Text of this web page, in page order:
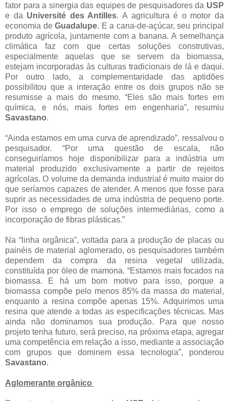
fator para a sinergia das equipes de pesquisadores da USP
e da Université des Antilles. A agricultura é o motor da
economia deGuadalupe. E a cana-de-açúcar, seu principal
produto agrícola, juntamente com a banana. A semelhança
climática faz com que certas soluções construtivas,
especialmente aquelas que se servem da biomassa,
estejam incorporadas às culturas tradicionais de lá e daqui.
Por outro lado, a complementaridade das aptidões
possibilitou que a interação entre os dois grupos não se
resumisse a mais do mesmo. “Eles são mais fortes em
química, e nós, mais fortes em engenharia”, resumiu
Savastano.
“Ainda estamos em uma curva de aprendizado”, ressalvou o
pesquisador. “Por uma questão de escala, não
conseguiríamos hoje disponibilizar para a indústria um
material produzido exclusivamente a partir de rejeitos
agrícolas. O volume da demanda industrial é muito maior do
que seríamos capazes de atender. A menos que fosse para
suprir as necessidades de uma indústria de pequeno porte.
Por isso o emprego de soluções intermediárias, como a
incorporação de fibras plásticas.”
Na “linha orgânica”, voltada para a produção de placas ou
painéis de material aglomerado, os pesquisadores também
dependem da compra da resina vegetal utilizada,
constituída por óleo de mamona. “Estamos mais focados na
biomassa. E há um bom motivo para isso, porque a
biomassa compõe pelo menos 85% da massa do material,
enquanto a resina compõe apenas 15%. Adquirimos uma
resina que atende a todas as especificações técnicas. Mas
ainda não dominamos sua produção. Para que nosso
projeto tenha futuro, será preciso, na próxima etapa, agregar
uma competência em relação a isso, mediante a associação
com grupos que dominem essa tecnologia”, ponderou
Savastano.
Aglomerante orgânico